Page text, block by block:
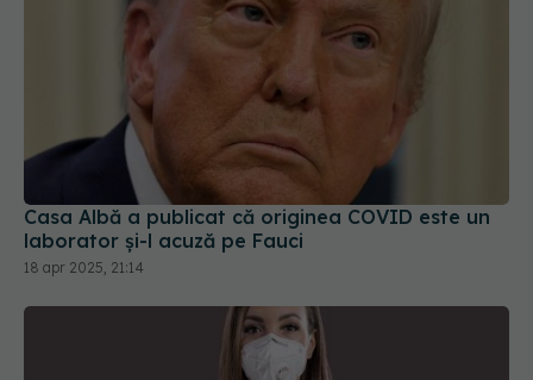
Casa Albă a publicat că originea COVID este un
laborator și-l acuză pe Fauci
18 apr 2025, 21:14